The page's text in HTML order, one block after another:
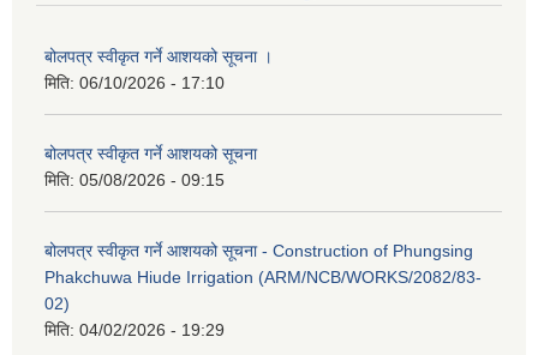
बोलपत्र स्वीकृत गर्ने आशयको सूचना ।
मिति: 06/10/2026 - 17:10
बोलपत्र स्वीकृत गर्ने आशयको सूचना
मिति: 05/08/2026 - 09:15
बोलपत्र स्वीकृत गर्ने आशयको सूचना - Construction of Phungsing
Phakchuwa Hiude Irrigation (ARM/NCB/WORKS/2082/83-
02)
मिति: 04/02/2026 - 19:29